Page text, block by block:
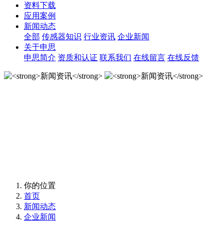
资料下载
应用案例
新闻动态
全部 传感器知识 行业资讯 企业新闻
关于申思
申思简介 资质和认证 联系我们 在线留言 在线反馈
你的位置
首页
新闻动态
企业新闻